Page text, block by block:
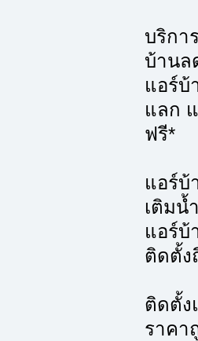
บริกา
บ้านล
แอร์บ้
แลก
ฟรี*
แอร์บ้
เติมน้
แอร์บ้
ติดตั้ง
ติดตั้ง
ราคา